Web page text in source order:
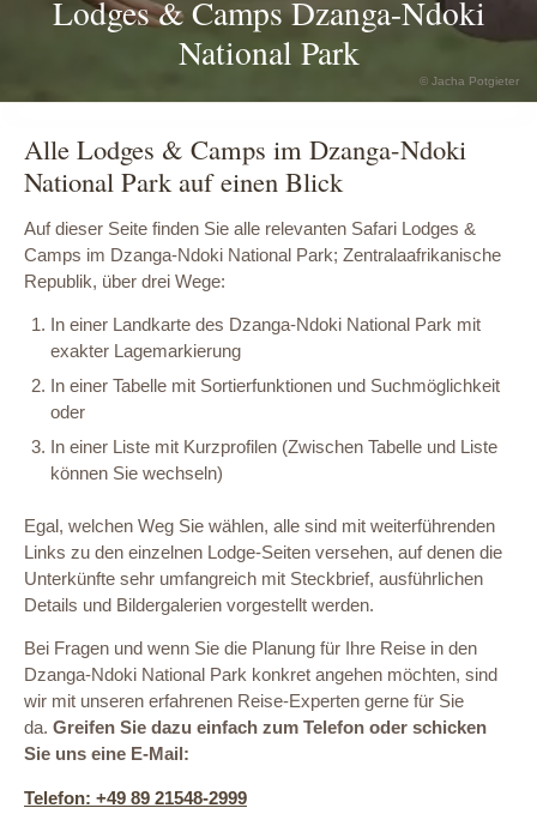
Lodges & Camps Dzanga-Ndoki
National Park
© Jacha Potgieter
© Steve M. Turner
Alle Lodges & Camps im Dzanga-Ndoki
National Park auf einen Blick
Auf dieser Seite finden Sie alle relevanten Safari Lodges &
Camps im Dzanga-Ndoki National Park; Zentralaafrikanische
Republik, über drei Wege:
In einer Landkarte des Dzanga-Ndoki National Park mit
exakter Lagemarkierung
In einer Tabelle mit Sortierfunktionen und Suchmöglichkeit
oder
In einer Liste mit Kurzprofilen (Zwischen Tabelle und Liste
können Sie wechseln)
Egal, welchen Weg Sie wählen, alle sind mit weiterführenden
Links zu den einzelnen Lodge-Seiten versehen, auf denen die
Unterkünfte sehr umfangreich mit Steckbrief, ausführlichen
Details und Bildergalerien vorgestellt werden.
Bei Fragen und wenn Sie die Planung für Ihre Reise in den
Dzanga-Ndoki National Park konkret angehen möchten, sind
wir mit unseren erfahrenen Reise-Experten gerne für Sie
da. Greifen Sie dazu einfach zum Telefon oder schicken
Sie uns eine E-Mail:
Telefon: +49 89 21548-2999